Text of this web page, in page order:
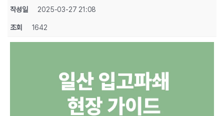
작성일 2025-03-27 21:08
조회 1642